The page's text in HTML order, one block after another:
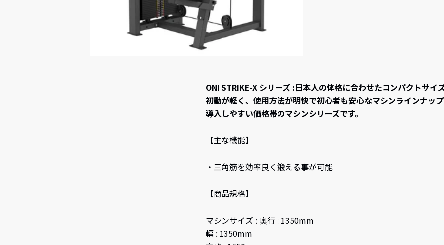
ONI STRIKE-X シリーズ :日本人の体格に合わせたコンパクトサイズ
初動が軽く、使用方法が明快で初心者も安心なマシンラインナップ
導入しやすい価格帯のマシンシリーズです。
【主な機能】
・三角筋を効率良く鍛える事が可能
【商品規格】
マシンサイズ : 奥行 : 1350mm
幅 : 1350mm